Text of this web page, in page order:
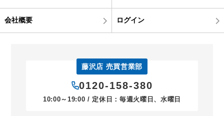
会社概要 ログイン
藤沢店 売買営業部
0120-158-380
10:00～19:00 / 定休日：毎週火曜日、水曜日